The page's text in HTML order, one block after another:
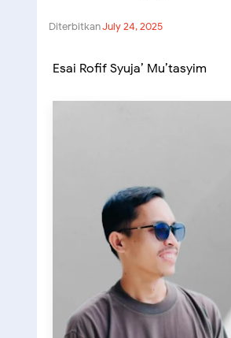
DiterbitkanJuly 24, 2025
Esai Rofif Syuja’ Mu’tasyim